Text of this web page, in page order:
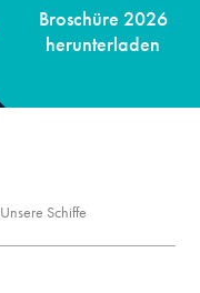
Broschüre
herunterladen
Unsere Schiffe